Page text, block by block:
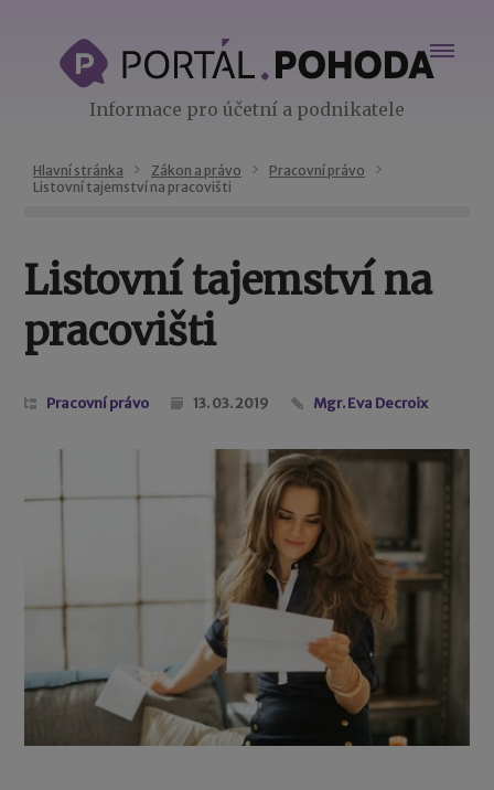
Informace pro účetní a podnikatele
Hlavní stránka Zákon a právo
Pracovní právo
Listovní tajemství na pracovišti
Listovní tajemství na
pracovišti
Pracovní právo 13. 03. 2019 Mgr. Eva Decroix